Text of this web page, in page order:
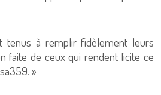
tenus à remplir fidèlement leurs
faite de ceux qui rendent licite ce
»